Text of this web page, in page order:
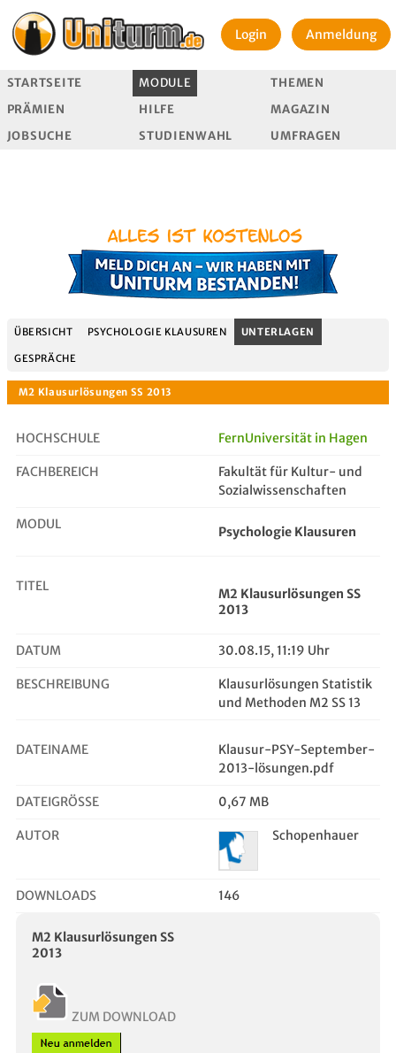
Login Anmeldung
STARTSEITE MODULE
THEMEN
PRÄMIEN
HILFE
MAGAZIN
JOBSUCHE
STUDIENWAHL UMFRAGEN
ÜBERSICHT PSYCHOLOGIE KLAUSUREN UNTERLAGEN
GESPRÄCHE
HOCHSCHULE FernUniversität in Hagen
FACHBEREICH
Fakultät für Kultur- und
Sozialwissenschaften
MODUL Psychologie Klausuren
TITEL
M2 Klausurlösungen SS
2013
DATUM 30.08.15, 11:19 Uhr
BESCHREIBUNG
Klausurlösungen Statistik
und Methoden M2 SS 13
DATEINAME
Klausur-PSY-September-
2013-lösungen.pdf
DATEIGRÖSSE 0,67 MB
AUTOR Schopenhauer
DOWNLOADS 146
M2 Klausurlösungen SS
2013
ZUM DOWNLOAD